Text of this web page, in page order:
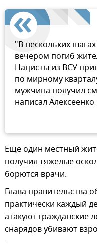
"В нескольких
вечером погиб
Нацисты из ВСУ
по мирному
мужчина получил
написал
Еще один местный
получил тяжелые
борются врачи.
Глава правительства
практически каждый
атакуют гражданские
снарядов убивают